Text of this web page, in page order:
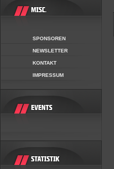
SPONSOREN
NEWSLETTER
KONTAKT
IMPRESSUM